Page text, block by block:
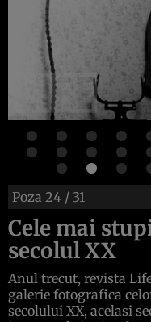
Poza 24 / 31
Cele mai
secolul XX
Anul trecut, revista
galerie fotografica
secolului XX, acelasi